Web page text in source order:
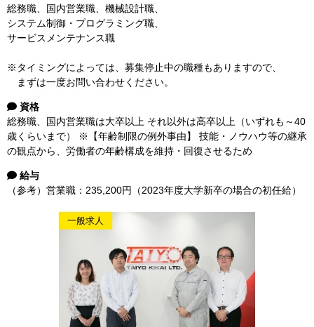
総務職、国内営業職、機械設計職、
システム制御・プログラミング職、
サービスメンテナンス職
※タイミングによっては、募集停止中の職種もありますので、
まずは一度お問い合わせください。
資格
総務職、国内営業職は大卒以上 それ以外は高卒以上（いずれも～40
歳くらいまで） ※【年齢制限の例外事由】 技能・ノウハウ等の継承
の観点から、労働者の年齢構成を維持・回復させるため
給与
（参考）営業職：235,200円（2023年度大学新卒の場合の初任給）
一般求人